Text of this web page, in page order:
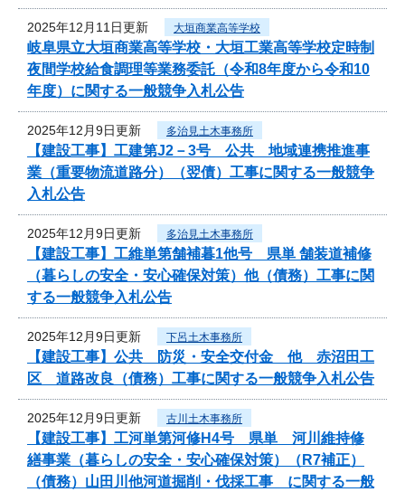
2025年12月11日更新 大垣商業高等学校
岐阜県立大垣商業高等学校・大垣工業高等学校定時制
夜間学校給食調理等業務委託（令和8年度から令和10
年度）に関する一般競争入札公告
2025年12月9日更新 多治見土木事務所
【建設工事】工建第J2－3号 公共 地域連携推進事
業（重要物流道路分）（翌債）工事に関する一般競争
入札公告
2025年12月9日更新 多治見土木事務所
【建設工事】工維単第舗補暮1他号 県単 舗装道補修
（暮らしの安全・安心確保対策）他（債務）工事に関
する一般競争入札公告
2025年12月9日更新 下呂土木事務所
【建設工事】公共 防災・安全交付金 他 赤沼田工
区 道路改良（債務）工事に関する一般競争入札公告
2025年12月9日更新 古川土木事務所
【建設工事】工河単第河修H4号 県単 河川維持修
繕事業（暮らしの安全・安心確保対策）（R7補正）
（債務）山田川他河道掘削・伐採工事 に関する一般